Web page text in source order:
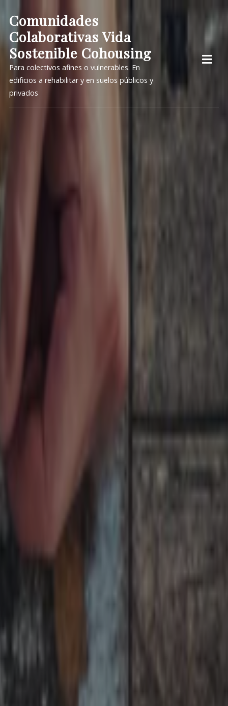
content
Comunidades
Colaborativas Vida
Sostenible Cohousing
Para colectivos afines o vulnerables. En
edificios a rehabilitar y en suelos públicos y
privados